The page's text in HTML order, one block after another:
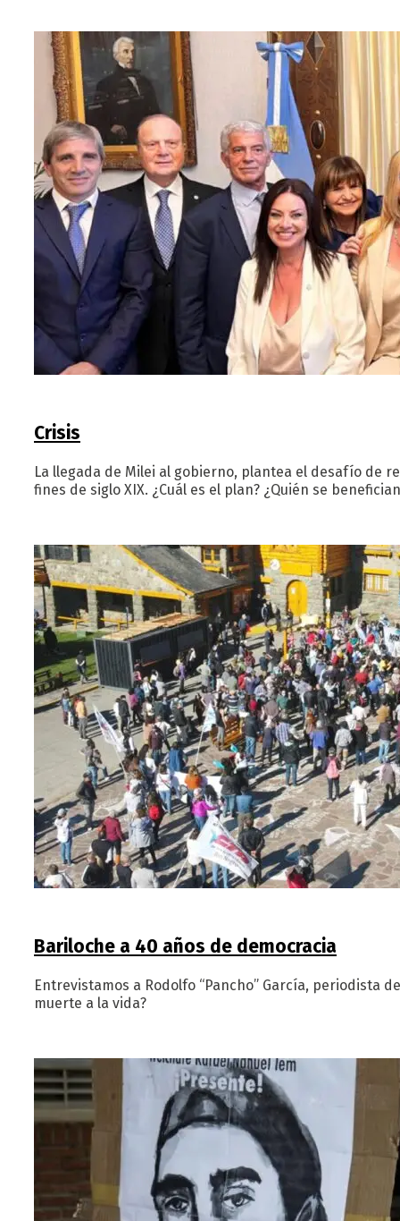
Crisis
La llegada de Milei al gobierno, plantea el desafío de
fines de siglo XIX. ¿Cuál es el plan? ¿Quién se
Bariloche a 40 años de democracia
Entrevistamos a Rodolfo “Pancho” García, periodista
muerte a la vida?